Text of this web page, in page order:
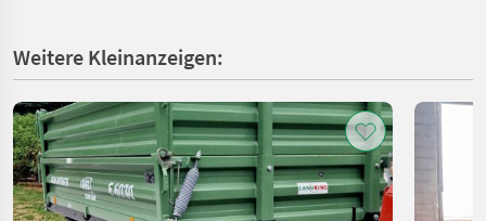
Weitere Kleinanzeigen: